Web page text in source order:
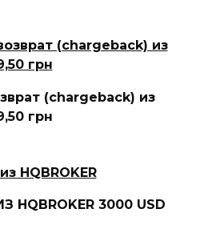
(chargeback) из
грн
HQBROKER 3000 USD